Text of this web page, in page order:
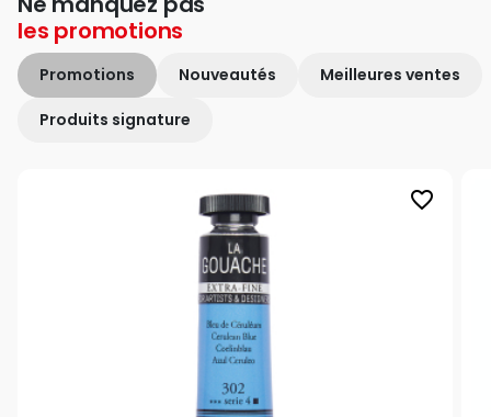
les promotions
Promotions Nouveautés Meilleures ventes
Produits signature
favorite_border